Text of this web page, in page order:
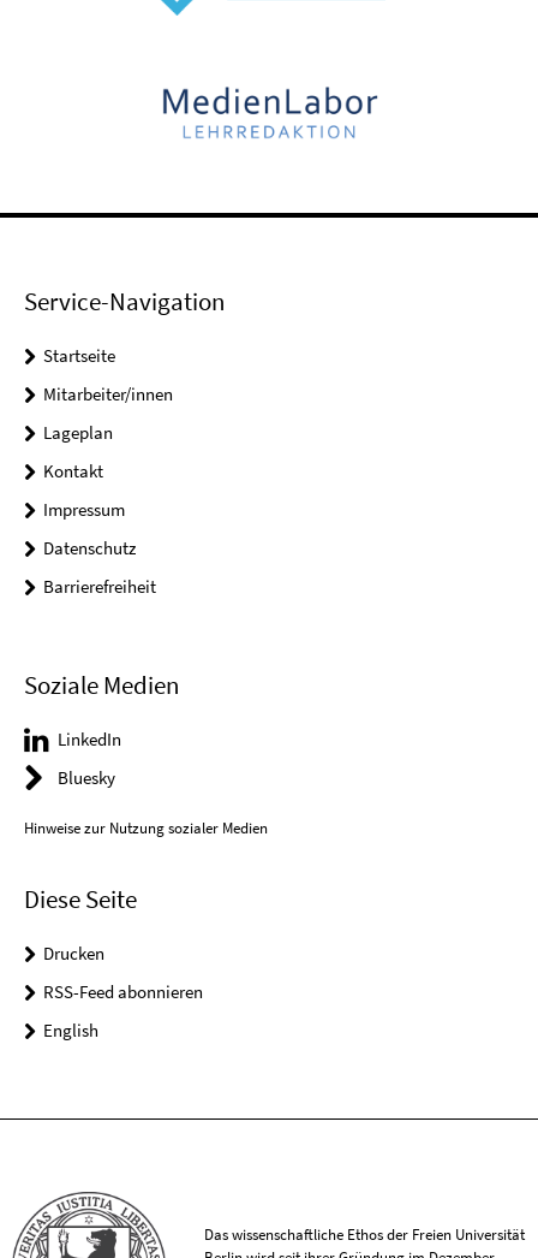
Service-Navigation
Startseite
Mitarbeiter/innen
Lageplan
Kontakt
Impressum
Datenschutz
Barrierefreiheit
Soziale Medien
LinkedIn
Bluesky
Hinweise zur Nutzung sozialer Medien
Diese Seite
Drucken
RSS-Feed abonnieren
English
Das wissenschaftliche Ethos der Freien Universität